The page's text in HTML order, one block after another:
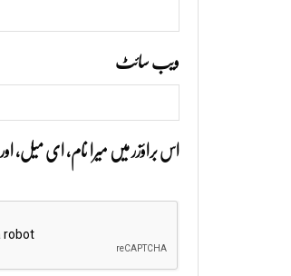
ویب‌ سائٹ
اس براؤزر میں میرا نام، ای میل،